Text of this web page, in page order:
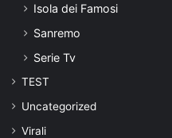
Isola dei Famosi
Sanremo
Serie Tv
TEST
Uncategorized
Virali